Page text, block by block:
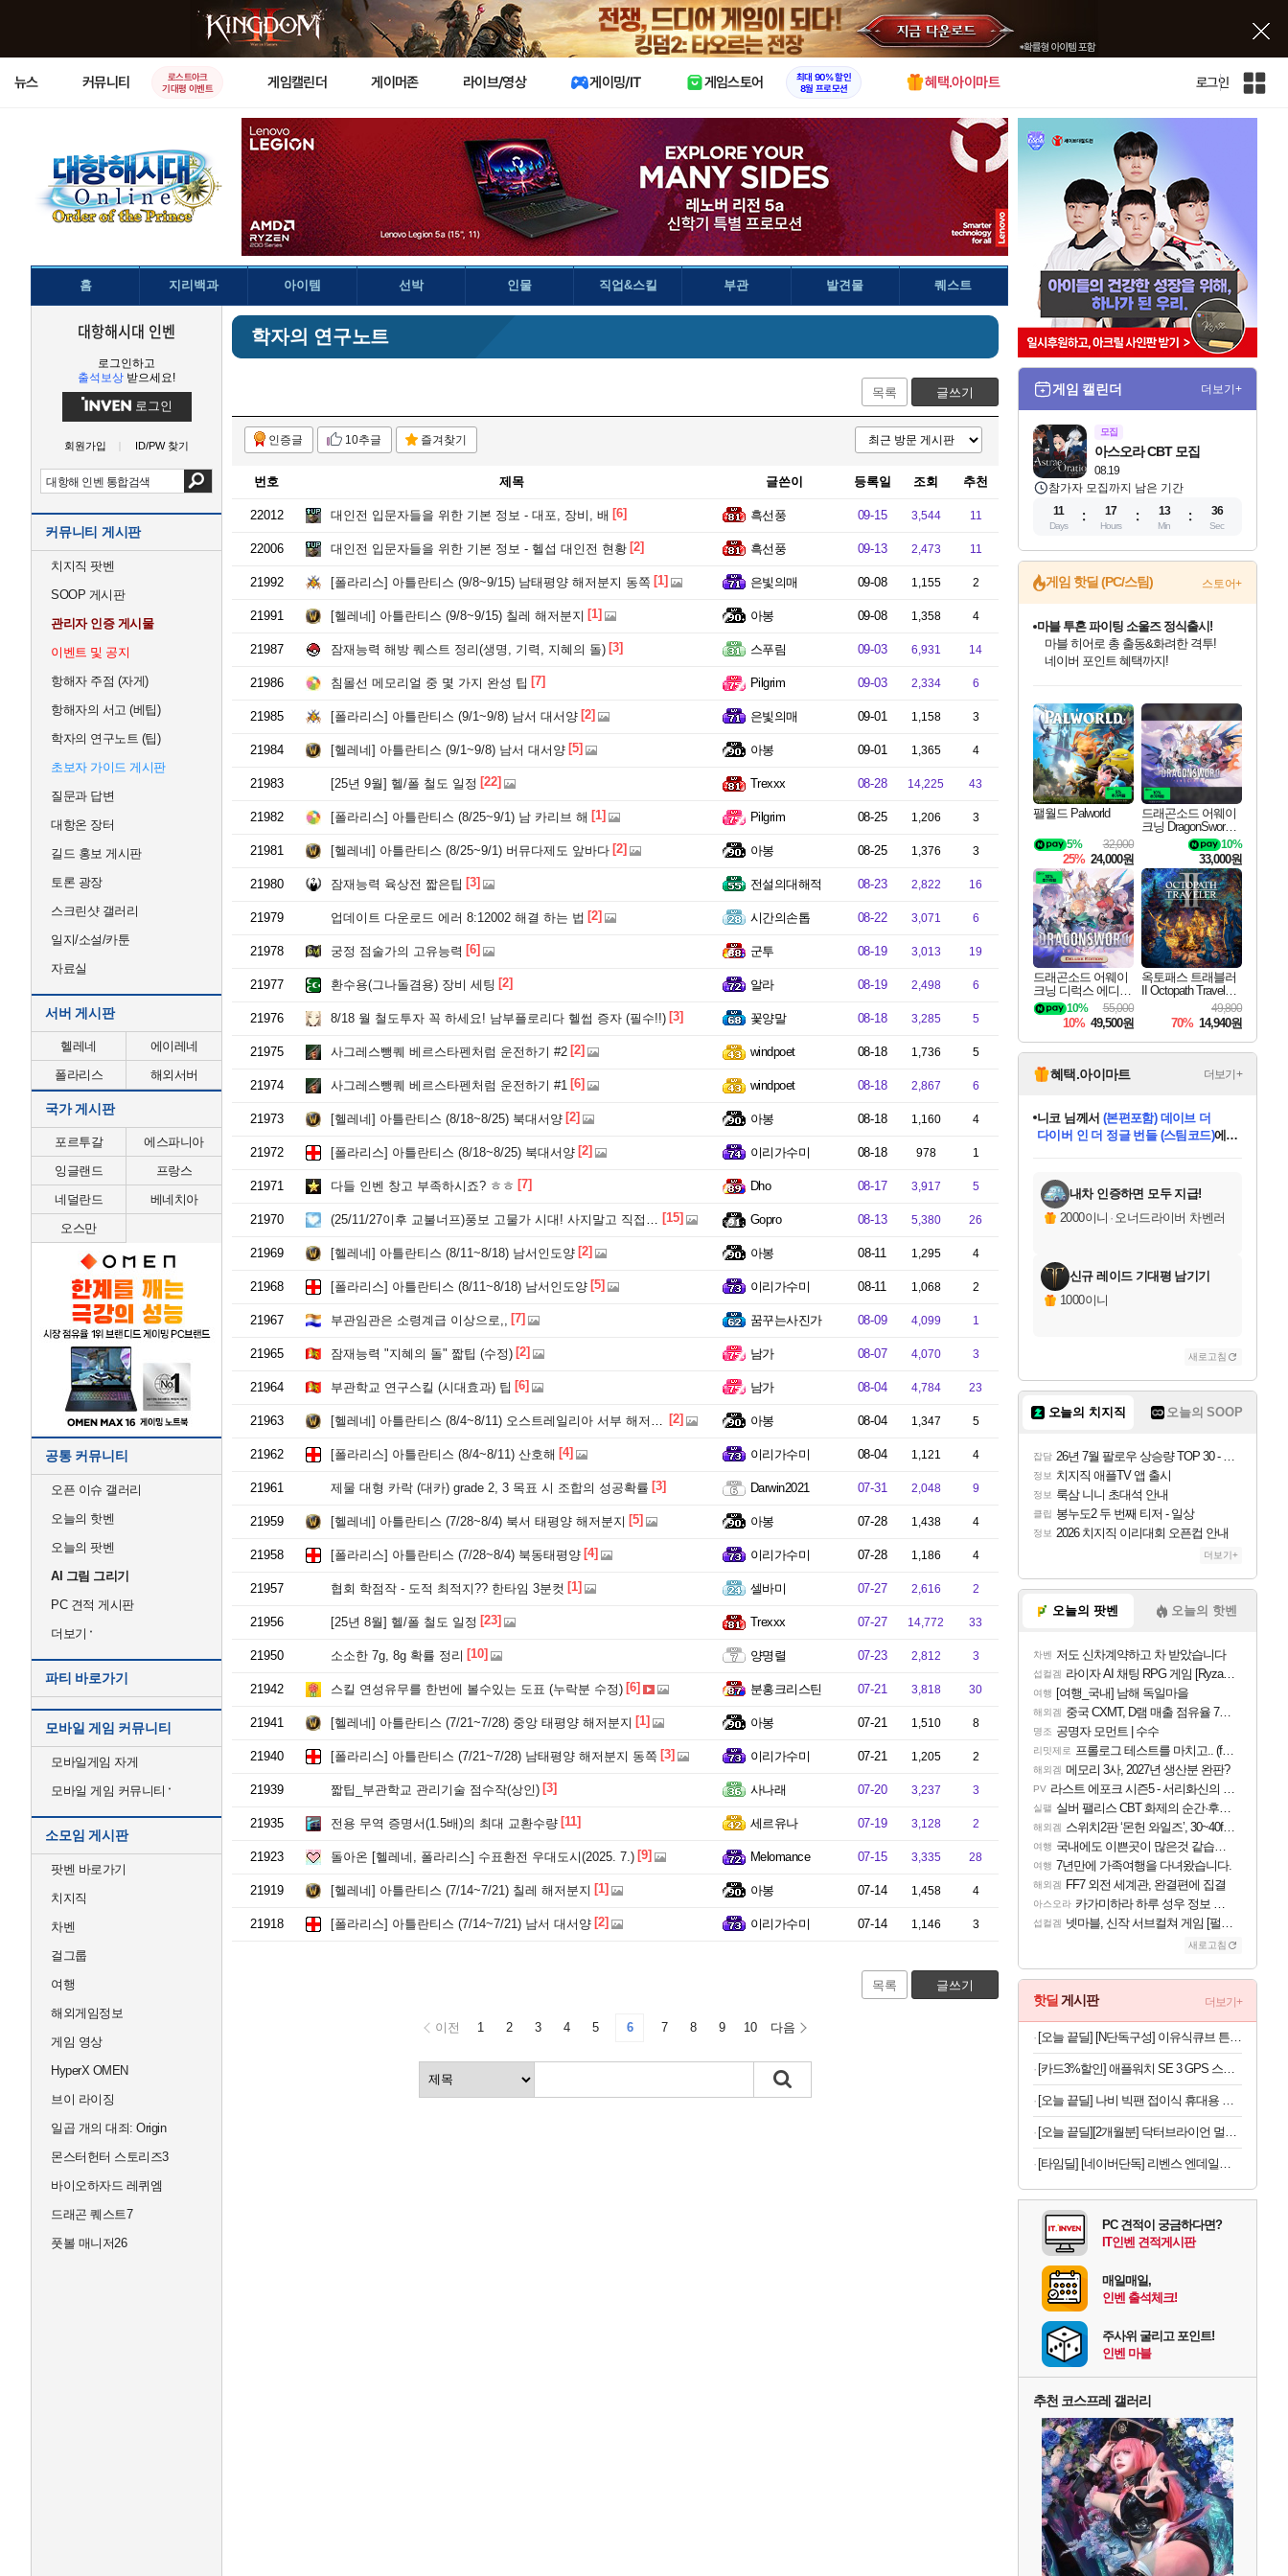
X
뉴스 커뮤니티
로스트아크
기대평 이벤트
게임캘린더 게이머존 라이브/영상 게이밍/IT 게임스토어
최대 90% 할인
8월 프로모션
혜택.아이마트 로그인
인
홈 지리백과 아이템 선박 인물 직업&스킬 부관 발견물 퀘스트
대항해시대 인벤
로그인하고
출석보상 받으세요!
로그인
회원가입 ID/PW 찾기
커뮤니티 게시판
치지직 팟벤
SOOP 게시판
관리자 인증 게시물
이벤트 및 공지
항해자 주점 (자게)
항해자의 서고 (베팁)
학자의 연구노트 (팁)
초보자 가이드 게시판
질문과 답변
대항온 장터
길드 홍보 게시판
토론 광장
스크린샷 갤러리
일지/소설/카툰
자료실
서버 게시판
헬레네
에이레네
폴라리스
해외서버
국가 게시판
포르투갈
에스파니아
잉글랜드
프랑스
네덜란드
베네치아
오스만
공통 커뮤니티
오픈 이슈 갤러리
오늘의 핫벤
오늘의 팟벤
AI 그림 그리기
PC 견적 게시판
더보기
파티 바로가기
모바일 게임 커뮤니티
모바일게임 자게
모바일 게임 커뮤니티
소모임 게시판
팟벤 바로가기
치지직
차벤
걸그룹
여행
해외게임정보
게임 영상
HyperX OMEN
브이 라이징
일곱 개의 대죄: Origin
몬스터헌터 스토리즈3
바이오하자드 레퀴엠
드래곤 퀘스트7
풋볼 매니저26
학자의 연구노트
목록 글쓰기
인증글 10추글 즐겨찾기
번호 제목 글쓴이 등록일 조회 추천
22012 대인전 입문자들을 위한 기본 정보 - 대포, 장비, 배 [6] 흑선풍 09-15 3,544 11
22006 대인전 입문자들을 위한 기본 정보 - 헬섭 대인전 현황 [2] 흑선풍 09-13 2,473 11
21992 [폴라리스] 아틀란티스 (9/8~9/15) 남태평양 해저분지 동쪽 [1] 은빛의매 09-08 1,155 2
21991 [헬레네] 아틀란티스 (9/8~9/15) 칠레 해저분지 [1] 아봉 09-08 1,358 4
21987 잠재능력 해방 퀘스트 정리(생명, 기력, 지혜의 돌) [3] 스푸림 09-03 6,931 14
21986 침몰선 메모리얼 중 몇 가지 완성 팁 [7] Pilgrim 09-03 2,334 6
21985 [폴라리스] 아틀란티스 (9/1~9/8) 남서 대서양 [2] 은빛의매 09-01 1,158 3
21984 [헬레네] 아틀란티스 (9/1~9/8) 남서 대서양 [5] 아봉 09-01 1,365 4
21983 [25년 9월] 헬/폴 철도 일정 [22] Trexxx 08-28 14,225 43
21982 [폴라리스] 아틀란티스 (8/25~9/1) 남 카리브 해 [1] Pilgrim 08-25 1,206 3
21981 [헬레네] 아틀란티스 (8/25~9/1) 버뮤다제도 앞바다 [2] 아봉 08-25 1,376 3
21980 잠재능력 육상전 짧은팁 [3] 전설의대해적 08-23 2,822 16
21979 업데이트 다운로드 에러 8:12002 해결 하는 법 [2] 시간의손톱 08-22 3,071 6
21978 궁정 점술가의 고유능력 [6] 군투 08-19 3,013 19
21977 환수용(그나돌겸용) 장비 세팅 [2] 알라 08-19 2,498 6
21976 8/18 월 철도투자 꼭 하세요! 남부플로리다 헬썹 증자 (필수!!) [3] 꽃양말 08-18 3,285 5
21975 사그레스뺑퀘 베르스타펜처럼 운전하기 #2 [2] windpoet 08-18 1,736 5
21974 사그레스뺑퀘 베르스타펜처럼 운전하기 #1 [6] windpoet 08-18 2,867 6
21973 [헬레네] 아틀란티스 (8/18~8/25) 북대서양 [2] 아봉 08-18 1,160 4
21972 [폴라리스] 아틀란티스 (8/18~8/25) 북대서양 [2] 이리가수미 08-18 978 1
21971 다들 인벤 창고 부족하시죠? ㅎㅎ [7] Dho 08-17 3,917 5
21970 (25/11/27이후 교불너프)풍보 고물가 시대! 사지말고 직접 캡시다 [15] Gopro 08-13 5,380 26
21969 [헬레네] 아틀란티스 (8/11~8/18) 남서인도양 [2] 아봉 08-11 1,295 4
21968 [폴라리스] 아틀란티스 (8/11~8/18) 남서인도양 [5] 이리가수미 08-11 1,068 2
21967 부관임관은 소령계급 이상으로,, [7] 꿈꾸는사진가 08-09 4,099 1
21965 잠재능력 "지혜의 돌" 짧팁 (수정) [2] 남가 08-07 4,070 3
21964 부관학교 연구스킬 (시대효과) 팁 [6] 남가 08-04 4,784 23
21963 [헬레네] 아틀란티스 (8/4~8/11) 오스트레일리아 서부 해저분지 [2] 아봉 08-04 1,347 5
21962 [폴라리스] 아틀란티스 (8/4~8/11) 산호해 [4] 이리가수미 08-04 1,121 4
21961 제물 대형 카락 (대카) grade 2, 3 목표 시 조합의 성공확률 [3] Darwin2021 07-31 2,048 9
21959 [헬레네] 아틀란티스 (7/28~8/4) 북서 태평양 해저분지 [5] 아봉 07-28 1,438 4
21958 [폴라리스] 아틀란티스 (7/28~8/4) 북동태평양 [4] 이리가수미 07-28 1,186 4
21957 협회 학점작 - 도적 최적지?? 한타임 3분컷 [1] 셀바미 07-27 2,616 2
21956 [25년 8월] 헬/폴 철도 일정 [23] Trexxx 07-27 14,772 33
21950 소소한 7g, 8g 확률 정리 [10] 양명렬 07-23 2,812 3
21942 스킬 연성유무를 한번에 볼수있는 도표 (누락분 수정) [6] 분홍크리스틴 07-21 3,818 30
21941 [헬레네] 아틀란티스 (7/21~7/28) 중앙 태평양 해저분지 [1] 아봉 07-21 1,510 8
21940 [폴라리스] 아틀란티스 (7/21~7/28) 남태평양 해저분지 동쪽 [3] 이리가수미 07-21 1,205 2
21939 짧팁_부관학교 관리기술 점수작(상인) [3] 사나래 07-20 3,237 3
21935 전용 무역 증명서(1.5배)의 최대 교환수량 [11] 세르유나 07-19 3,128 2
21923 돌아온 [헬레네, 폴라리스] 수표환전 우대도시(2025. 7.) [9] Melomance 07-15 3,335 28
21919 [헬레네] 아틀란티스 (7/14~7/21) 칠레 해저분지 [1] 아봉 07-14 1,458 4
21918 [폴라리스] 아틀란티스 (7/14~7/21) 남서 대서양 [2] 이리가수미 07-14 1,146 3
목록 글쓰기
이전 1 2 3 4 5 6 7 8 9 10 다음
게임 캘린더 더보기+
모집
08.19
아스오라 CBT 모집
참가자 모집까지 남은 기간
11
Days
17
Hours
13
Min
35
Sec
게임 핫딜 (PC/스팀) 스토어+
최대 90% 할인가를 만나보세요!
네이버혜택과 함께 만나보세요!
50%할인&추가 적립까지!
마블 투혼 파이팅 소울즈 정식출시!
네이버 포인트 혜택까지!
귀무자: 검의 길 예약 판매 중!
네이버 혜택가와 함께 예약하세요!
할인&네이버혜택으로 만나보세요!
네이버페이 혜택과 만나보세요!
40주년 프로모션으로 만나보세요!
할인가에 만나보세요!
일부 에디션 상시 할인!
혜택으로 예약 판매 중
편안하게 충전하세요
팰월드 Palworld
32,000
5%
25% 24,000원
드래곤소드 어웨이
크닝 DragonSword A
10%
33,000원
드래곤소드 어웨이
크닝 디럭스 에디션
DragonSword Awake
ning Deluxe Edition
55,000
10%
10% 49,500원
옥토패스 트래블러
II Octopath Traveler I
49,800
70% 14,940원
혜택.아이마트 더보기+
교환.
당첨되셨습니다.
니코님께서 (본편포함) 데이브 더
다이버 인 더 정글 번들 (스팀코드)에
당첨되셨습니다.
당첨되셨습니다.
당첨되셨습니다.
당첨되셨습니다.
당첨되셨습니다.
에디션 (스팀코드)를 교환.
당첨되셨습니다.
내차 인증하면 모두 지급!
2000이니 · 오너드라이버 차벤러
신규 레이드 기대평 남기기
1000이니
새로고침
오늘의 치지직 오늘의 SOOP
잡담 26년 7월 팔로우 상승량 TOP 30 - 월간 치지직
정보 치지직 애플TV 앱 출시
정보 룩삼 니니 초대석 안내
클립 봉누도2 두 번째 티저 - 일상
정보 2026 치지직 이리대회 오픈컵 안내
더보기+
오늘의 팟벤 오늘의 핫벤
차벤 저도 신차계약하고 차 받았습니다
섭컬겜 라이자 AI 채팅 RPG 게임 [RyzaChat: AI] 공개
여행 [여행_국내] 남해 독일마을
해외겜 중국 CXMT, D램 매출 점유율 7%…글로벌 4위로 부상
명조 공명자 모먼트 | 수수
리밋제로 프롤로그 테스트를 마치고.. (feat. 리아)
해외겜 메모리 3사, 2027년 생산분 완판?
PV 라스트 에포크 시즌5 - 서리화신의 분노 티저
실팰 실버 팰리스 CBT 화제의 순간·후기 모음
해외겜 스위치2판 ‘몬헌 와일즈’, 30~40fps 목표 추정
여행 국내에도 이쁜곳이 많은것 같습니다
여행 7년만에 가족여행을 다녀왔습니다.
해외겜 FF7 외전 세계관, 완결편에 집결
아스오라 카가미하라 하루 성우 정보 및 주요 필모
섭컬겜 넷마블, 신작 서브컬쳐 게임 [펄 인 블루] 티저 사이트 오픈
새로고침
핫딜 게시판 더보기+
[오늘 끝딜] [N단독구성] 이유식큐브 튼튼이 웨이브킵 나눔용기 1700ml 3칸 4P + 290ml 4P
[카드3%할인] 애플워치 SE 3 GPS 스타라이트, 40mm, 스타라이트 스포츠밴드 (S/M)
[오늘 끝딜] 나비 빅팬 접이식 휴대용 손 선풍기 저소음 BLDC 모터 4000mAh 샌드 카키
[오늘 끝딜][2개월분] 닥터브라이언 멀티비타민 피치 레몬맛 젤리 멀티구미 100구미, 2개
[타임딜] [네이버단독] 리벤스 엔데일리 엠보싱 아기물티슈 100매, 10개
PC 견적이 궁금하다면?
IT인벤 견적게시판
매일매일,
인벤 출석체크!
주사위 굴리고 포인트!
인벤 마블
추천 코스프레 갤러리